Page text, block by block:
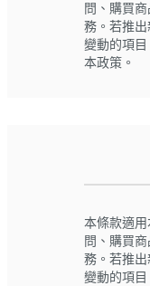
問、購買
務。若推
變動的項
本條款適
問、購買
務。若推
變動的項